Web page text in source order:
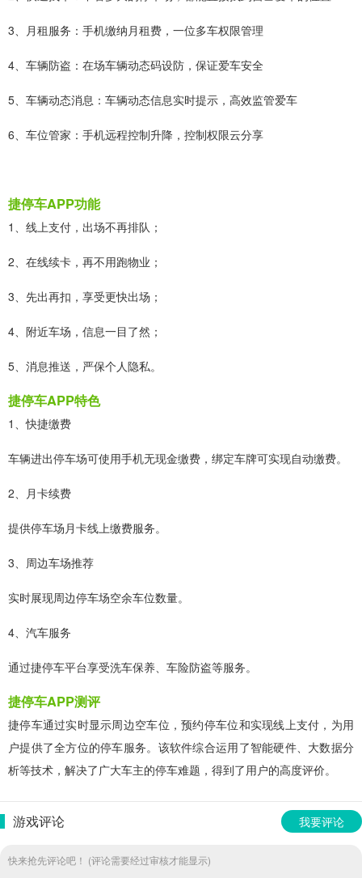
3、月租服务：手机缴纳月租费，一位多车权限管理
4、车辆防盗：在场车辆动态码设防，保证爱车安全
5、车辆动态消息：车辆动态信息实时提示，高效监管爱车
6、车位管家：手机远程控制升降，控制权限云分享
捷停车APP功能
1、线上支付，出场不再排队；
2、在线续卡，再不用跑物业；
3、先出再扣，享受更快出场；
4、附近车场，信息一目了然；
5、消息推送，严保个人隐私。
捷停车APP特色
1、快捷缴费
车辆进出停车场可使用手机无现金缴费，绑定车牌可实现自动缴费。
2、月卡续费
提供停车场月卡线上缴费服务。
3、周边车场推荐
实时展现周边停车场空余车位数量。
4、汽车服务
通过捷停车平台享受洗车保养、车险防盗等服务。
捷停车APP测评
捷停车通过实时显示周边空车位，预约停车位和实现线上支付，为用
户提供了全方位的停车服务。该软件综合运用了智能硬件、大数据分
析等技术，解决了广大车主的停车难题，得到了用户的高度评价。
游戏评论 我要评论
快来抢先评论吧！ (评论需要经过审核才能显示)